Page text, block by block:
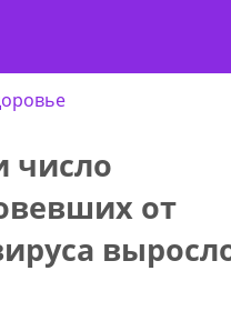
число
от